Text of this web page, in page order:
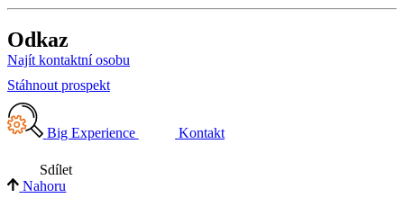
Odkaz
Najít kontaktní osobu
Stáhnout prospekt
Big Experience Kontakt
Sdílet
Nahoru